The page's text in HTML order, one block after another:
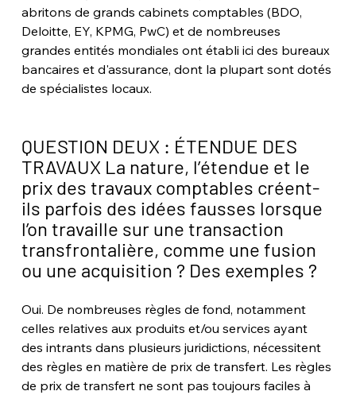
abritons de grands cabinets comptables (BDO,
Deloitte, EY, KPMG, PwC) et de nombreuses
grandes entités mondiales ont établi ici des bureaux
bancaires et d'assurance, dont la plupart sont dotés
de spécialistes locaux.
QUESTION DEUX : ÉTENDUE DES
TRAVAUX La nature, l’étendue et le
prix des travaux comptables créent-
ils parfois des idées fausses lorsque
l’on travaille sur une transaction
transfrontalière, comme une fusion
ou une acquisition ? Des exemples ?
Oui. De nombreuses règles de fond, notamment
celles relatives aux produits et/ou services ayant
des intrants dans plusieurs juridictions, nécessitent
des règles en matière de prix de transfert. Les règles
de prix de transfert ne sont pas toujours faciles à